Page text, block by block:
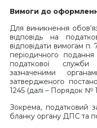
Вимоги до
Для виникнення
відповідь на
відповідати вимогам
періодичного подання
податкової
зазначеними
затвердженого
1245 (далі – Порядок №
Зокрема, податковий
бланку органу ДПС та